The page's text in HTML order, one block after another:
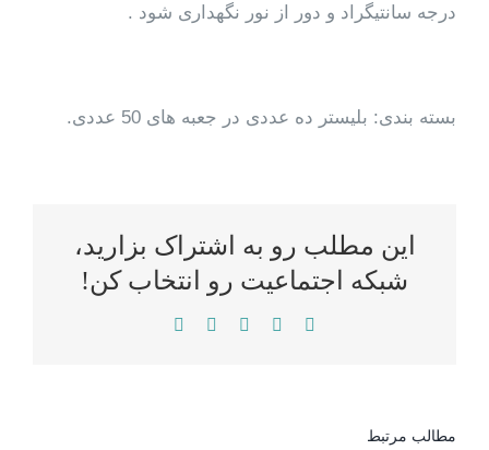
درجه سانتیگراد و دور از نور نگهداری شود .
بسته بندی: بلیستر ده عددی در جعبه های 50 عددی.
این مطلب رو به اشتراک بزارید،
شبکه اجتماعیت رو انتخاب کن!
Facebook
Twitter
Reddit
LinkedIn
مطالب مرتبط